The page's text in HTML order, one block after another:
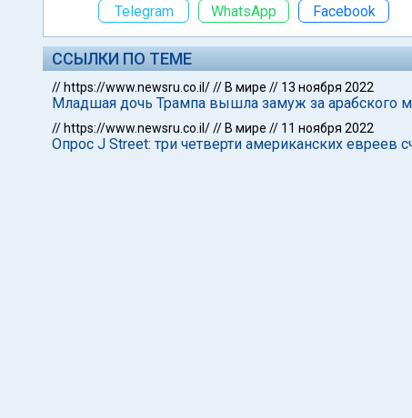
Telegram
WhatsApp Facebook
ССЫЛКИ ПО ТЕМЕ
// https://www.newsru.co.il/// В мире // 13 ноября 2022
Младшая дочь Трампа вышла замуж за арабского
// https://www.newsru.co.il/// В мире // 11 ноября 2022
Опрос J Street: три четверти американских евреев